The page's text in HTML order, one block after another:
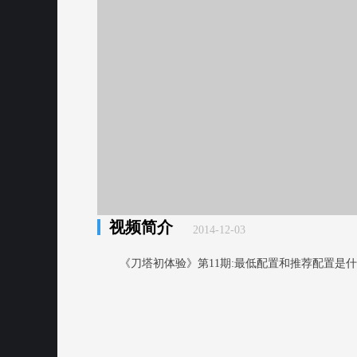
视频简介 2014-12-03
《刀塔初体验》第11期:最低配置和推荐配置是